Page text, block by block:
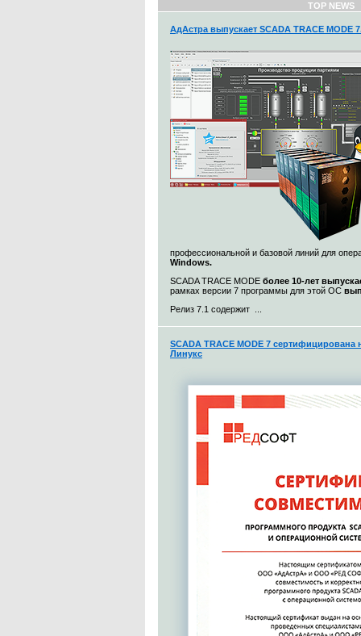
TOP NEWS
АдАстра выпускает SCADA TRACE MODE
профессиональной и базовой линий для
Windows.
SCADA TRACE MODE более 10-лет
рамках версии 7 программы для этой ОС
Релиз 7.1 содержит ...
SCADA TRACE MODE 7
Линукс